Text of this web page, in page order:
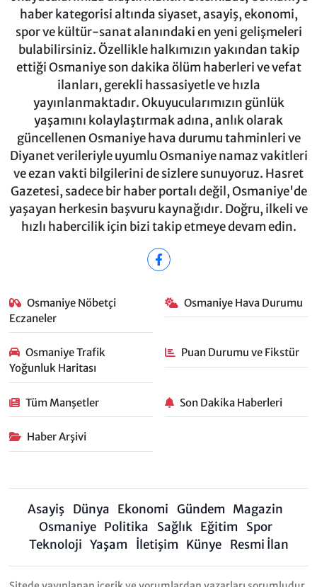
haber kategorisi altında siyaset, asayiş, ekonomi,
spor ve kültür-sanat alanındaki en yeni gelişmeleri
bulabilirsiniz. Özellikle halkımızın yakından takip
ettiği Osmaniye son dakika ölüm haberleri ve vefat
ilanları, gerekli hassasiyetle ve hızla
yayınlanmaktadır. Okuyucularımızın günlük
yaşamını kolaylaştırmak adına, anlık olarak
güncellenen Osmaniye hava durumu tahminleri ve
Diyanet verileriyle uyumlu Osmaniye namaz vakitleri
ve ezan vakti bilgilerini de sizlere sunuyoruz. Hasret
Gazetesi, sadece bir haber portalı değil, Osmaniye'de
yaşayan herkesin başvuru kaynağıdır. Doğru, ilkeli ve
hızlı habercilik için bizi takip etmeye devam edin.
Osmaniye Nöbetçi
Eczaneler
Osmaniye Hava Durumu
Osmaniye Trafik
Yoğunluk Haritası
Puan Durumu ve Fikstür
Tüm Manşetler Son Dakika Haberleri
Haber Arşivi
Asayiş Dünya Ekonomi Gündem Magazin
Osmaniye Politika Sağlık Eğitim
Spor
Teknoloji Yaşam İletişim Künye Resmi İlan